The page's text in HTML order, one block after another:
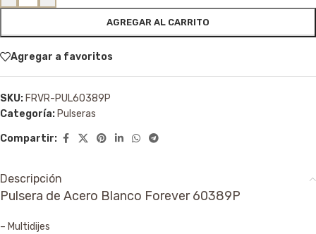
AGREGAR AL CARRITO
Agregar a favoritos
SKU: FRVR-PUL60389P
Categoría: Pulseras
Compartir:
Descripción
Pulsera de Acero Blanco Forever 60389P
– Multidijes